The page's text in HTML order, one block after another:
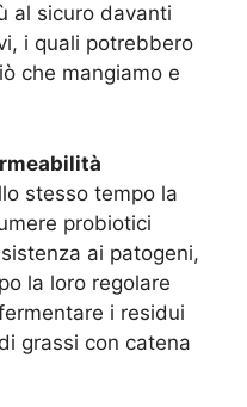
al sicuro davanti
i quali potrebbero
che mangiamo e
stesso tempo la
probiotici
ai patogeni,
la loro regolare
i residui
grassi con catena